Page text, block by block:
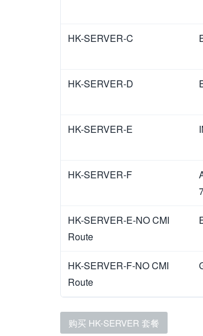
HK-SERVER-C
HK-SERVER-D
HK-SERVER-E
HK-SERVER-F
HK-SERVER-E-NO CMI
Route
HK-SERVER-F-NO CMI
Route
购买 HK-SERVER 套餐